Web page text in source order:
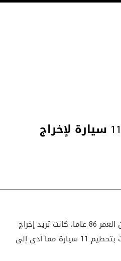
غضبت.. فحطمت 11 سيارة لإخراج
تسببت عجوز ألمانية، تبلغ من العمر 86 عاما، كانت تريد إخراج
سيارتها من موقف للسيارات بتحطيم 11 سيارة مما أدى إلى